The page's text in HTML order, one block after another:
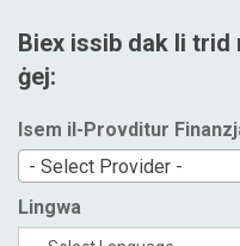
Biex issib dak li trid
ġej:
Isem il-Provditur
- Select Provider -
Lingwa